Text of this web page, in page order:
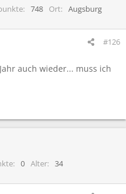
748 Ort
Augsburg
#126
auch wieder... muss ich
0 Alter
34